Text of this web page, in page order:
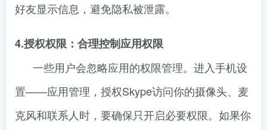
好友显示信息，避免隐私被泄露。
4.授权权限：合理控制应用权限
一些用户会忽略应用的权限管理。进入手机设
置——应用管理，授权Skype访问你的摄像头、麦
克风和联系人时，要确保只开启必要权限。如果你